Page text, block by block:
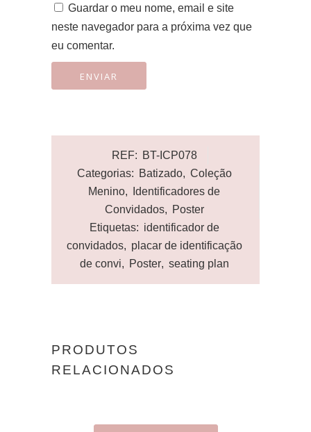
Guardar o meu nome, email e site
neste navegador para a próxima vez que
eu comentar.
REF: BT-ICP078
Categorias: Batizado, Coleção
Menino,
Identificadores de
Convidados, Poster
Etiquetas: identificador de
convidados, placar de identificação
de convi, Poster, seating plan
PRODUTOS
RELACIONADOS